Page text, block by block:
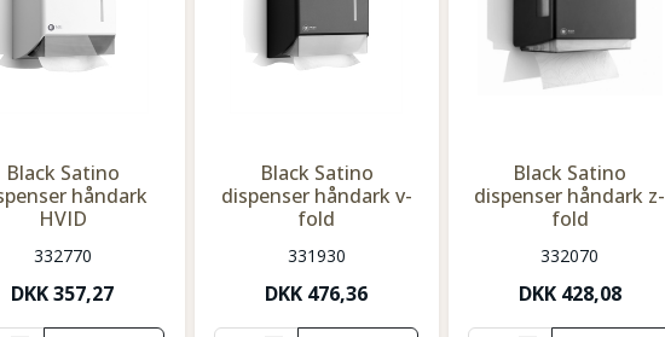
Black Satino
håndark
HVID
332770
DKK357,27
Black Satino
dispenser håndark v-
fold
331930
DKK 476,36
Black Satino
dispenser håndark z-
fold
332070
DKK 428,08